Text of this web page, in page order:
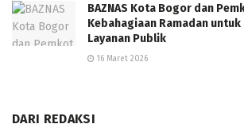
BAZNAS Kota Bogor dan
Kebahagiaan Ramadan
Layanan Publik
16 Maret 2026
DARI REDAKSI